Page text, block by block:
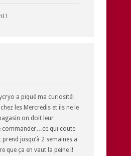
!
a piqué ma curiosité!
les Mercredis et ils ne le
on doit leur
commander…ce qui coute
jusqu’à 2 semaines a
que ça en vaut la peine !!